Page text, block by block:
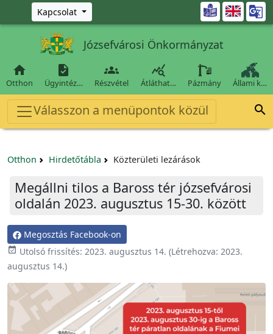
Ugrás a fő tartalomra
Kapcsolat 
Józsefvárosi Önkormányzat

Otthon

Ügyintéz…

Részvétel

Átláthat… Pázmány Állami k…
Válasszon a menüpontok közül 
Otthon Hirdetőtábla Közterületi lezárások
Megállni tilos a Baross tér józsefvárosi
oldalán 2023. augusztus 15-30. között
Megosztás Facebook-on
event_available Utolsó frissítés: 2023. augusztus 14. (Létrehozva: 2023.
augusztus 14.)